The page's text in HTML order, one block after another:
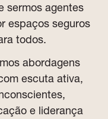
sermos agentes
espaços seguros
todos.
abordagens
escuta ativa,
e liderança